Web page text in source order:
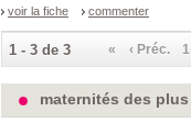
voir la fiche
commenter
1 - 3 de 3 « ‹ Préc. 1
maternités des